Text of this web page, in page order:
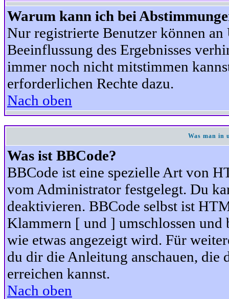
Warum kann ich bei
Nur registrierte Benutzer können
Beeinflussung des Ergebnisses
immer noch nicht mitstimmen
erforderlichen Rechte dazu.
Nach oben
Was man in
Was ist BBCode?
BBCode ist eine spezielle Art von
vom Administrator festgelegt. Du
deaktivieren. BBCode selbst ist
Klammern [ und ] umschlossen
wie etwas angezeigt wird. Für
du dir die Anleitung anschauen, die
erreichen kannst.
Nach oben